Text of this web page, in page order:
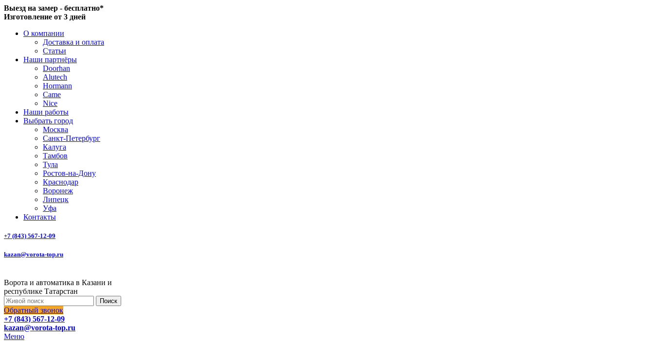
Выезд на замер - бесплатно*
Изготовление от 3 дней
О компании
Доставка и оплата
Статьи
Наши партнёры
Doorhan
Alutech
Hormann
Came
Nice
Наши работы
Выбрать город
Москва
Санкт-Петербург
Калуга
Тамбов
Тула
Ростов-на-Дону
Краснодар
Воронеж
Липецк
Уфа
Контакты
+7 (843) 567-12-09
kazan@vorota-top.ru
Ворота и автоматика в Казани и
республике Татарстан
Поиск
Обратный звонок
+7 (843) 567-12-09
kazan@vorota-top.ru
Меню